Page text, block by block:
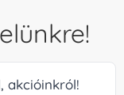
akcióinkról!